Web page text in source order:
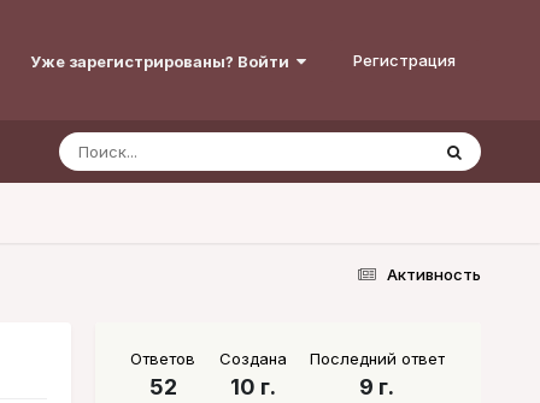
Уже зарегистрированы? Войти Регистрация
Активность
Ответов
52
Создана
10 г.
Последний ответ
9 г.